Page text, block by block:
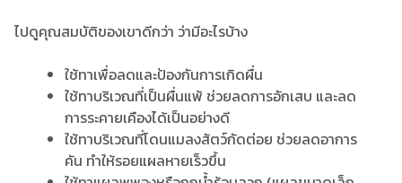
ไปดูคุณสมบัติของเขาดีกว่า ว่ามีอะไรบ้าง
ใช้ทาเพื่อลดและป้องกันการเกิดผื่น
ใช้ทาบริเวณที่เป็นผื่นแพ้ ช่วยลดการอักเสบ และลด
การระคายเคืองได้เป็นอย่างดี
ใช้ทาบริเวณที่โดนแมลงสัตว์กัดต่อย ช่วยลดอาการ
คัน ทำให้รอยแผลหายเร็วขึ้น